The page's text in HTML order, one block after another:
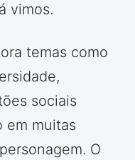
vimos.
temas como
sociais
muitas
O